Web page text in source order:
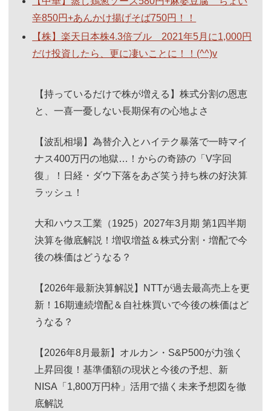
辛850円+あんかけ揚げそば750円！！
【株】楽天日本株4.3倍ブル 2021年5月に1,000円
だけ投資したら、更に凄いことに！！(^^)v
【持っているだけで株が増える】株式分割の恩恵
と、一喜一憂しない長期保有の心地よさ
【波乱相場】為替介入とハイテク暴落で一時マイ
ナス400万円の地獄…！からの奇跡の「V字回
復」！日経・ダウ下落をあざ笑う持ち株の好決算
ラッシュ！
大和ハウス工業（1925）2027年3月期 第1四半期
決算を徹底解説！増収増益＆株式分割・増配で今
後の株価はどうなる？
【2026年最新決算解説】NTTが過去最高売上を更
新！16期連続増配＆自社株買いで今後の株価はど
うなる？
【2026年8月最新】オルカン・S&P500が力強く
上昇回復！基準価額の現状と今後の予想、新
NISA「1,800万円枠」活用で描く未来予想図を徹
底解説